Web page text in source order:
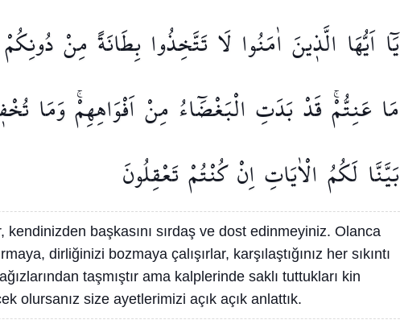
يَٓا اَيُّهَا الَّذ۪ينَ اٰمَنُوا لَا تَتَّخِذُوا بِطَانَةً مِنْ دُونِكُمْ
مَا عَنِتُّمْۚ قَدْ بَدَتِ الْبَغْضَٓاءُ مِنْاَفْوَاهِهِمْۚوَمَا
بَيَّنَّا لَكُمُ الْاٰيَاتِاِنْكُنْتُمْتَعْقِلُونَ
kendinizden başkasını sırdaş ve dost edinmeyiniz. Olanca
dirliğinizi bozmaya çalışırlar, karşılaştığınız her sıkıntı
taşmıştır ama kalplerinde saklı tuttukları kin
olursanız size ayetlerimizi açık açık anlattık.